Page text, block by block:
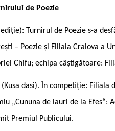
de Poezie
Turnirul de Poezie s-a
– Poezie și Filiala Craiova a
Chifu; echipa câștigătoare:
(Kusa dasi). În competiție:
„Cununa de lauri de la Efes“:
Premiul Publicului.